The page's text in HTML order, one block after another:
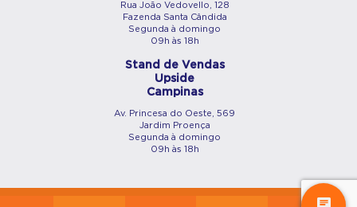
Rua João Vedovello, 128
Fazenda Santa Cândida
Segunda à domingo
09h às 18h
Stand de Vendas
Upside
Campinas
Av. Princesa do Oeste, 569
Jardim Proença
Segunda à domingo
09h às 18h